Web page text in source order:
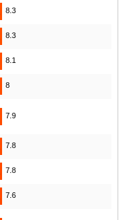
8.3
8.3
8.1
8
7.9
7.8
7.8
7.6